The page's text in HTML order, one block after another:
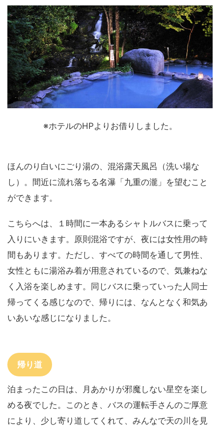
※ホテルのHPよりお借りしました。
ほんのり白いにごり湯の、混浴露天風呂（洗い場な
し）。間近に流れ落ちる名瀑「九重の瀧」を望むこと
ができます。
こちらへは、１時間に一本あるシャトルバスに乗って
入りにいきます。原則混浴ですが、夜には女性用の時
間もあります。ただし、すべての時間を通して男性、
女性ともに湯浴み着が用意されているので、気兼ねな
く入浴を楽しめます。同じバスに乗っていった人同士
帰ってくる感じなので、帰りには、なんとなく和気あ
いあいな感じになりました。
帰り道
泊まったこの日は、月あかりが邪魔しない星空を楽し
める夜でした。このとき、バスの運転手さんのご厚意
により、少し寄り道してくれて、みんなで天の川を見